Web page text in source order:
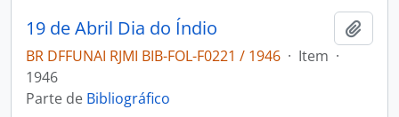
19 de Abril Dia do Índio
BR DFFUNAI RJMI BIB-FOL-F0221 / 1946 · Item ·
1946
Parte de Bibliográfico